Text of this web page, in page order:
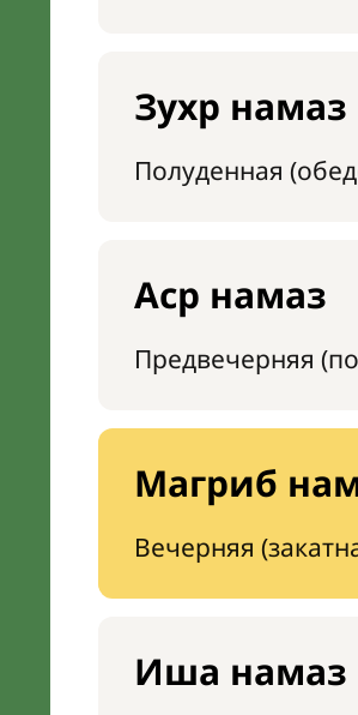
Зухр намаз
Полуденная
Аср намаз
Предвечерняя
Магриб
Вечерняя
Иша намаз